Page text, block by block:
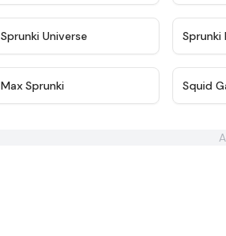
Sprunki Universe Sprunki
Max Sprunki Squid